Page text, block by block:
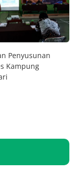
Penyusunan
Kampung